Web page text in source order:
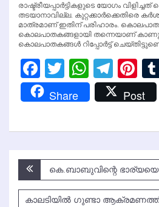
രാഷ്ട്രീയപ്പാര്‍ട്ടികളുടെ യോഗം
തടയാനാവില്ല. കുറ്റക്കാര്‍ക്കെതിരെ
മാത്രമാണ് ഇതിന് പരിഹാരം.
കൊലപാതകങ്ങളായി തന്നെയാണ്
കൊലപാതകങ്ങള്‍ റിപ്പോര്‍ട്ട്
Facebook
Twitter
Share Post
Post
navigation
കെ.ബാബുവിന്റെ
കാലടിയില്‍ ഗുണ്ടാ